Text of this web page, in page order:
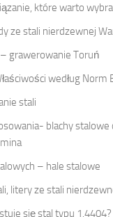
które warto
ze stali nierdzewnej
grawerowanie Toruń
według Norm
stali
blachy
– hale stalowe
litery ze stali
się stal typu 1.4404?